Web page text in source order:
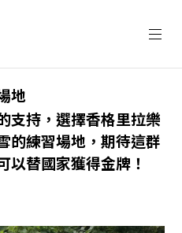
地
支持，選擇香格里拉樂
的練習場地，期待這群
以替國家獲得金牌！